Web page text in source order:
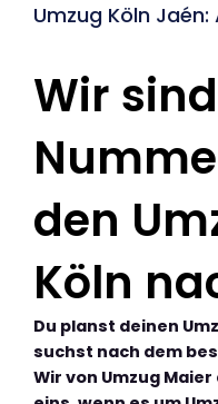
Umzug Köln
Wir
den
Köln
Du planst deinen
suchst nach dem
Wir von Umzug